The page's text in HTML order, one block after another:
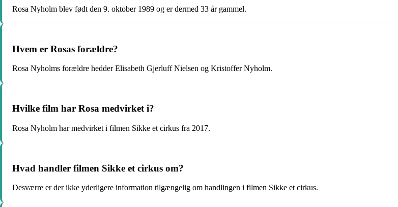
Rosa Nyholm blev født den 9. oktober 1989 og er dermed 33 år gammel.
Hvem er Rosas forældre?
Rosa Nyholms forældre hedder Elisabeth Gjerluff Nielsen og Kristoffer Nyholm.
Hvilke film har Rosa medvirket i?
Rosa Nyholm har medvirket i filmen Sikke et cirkus fra 2017.
Hvad handler filmen Sikke et cirkus om?
Desværre er der ikke yderligere information tilgængelig om handlingen i filmen Sikke et cirkus.